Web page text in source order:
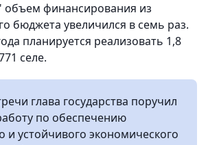
объем финансирования из
бюджета увеличился в семь раз.
планируется реализовать 1,8
селе.
глава государства поручил
по обеспечению
и устойчивого экономического